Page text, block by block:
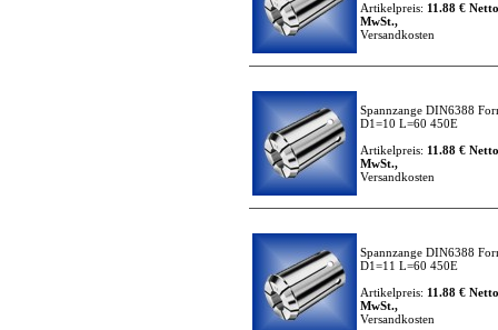
Artikelpreis: 11.88 €
MwSt.,
Versandkosten
Spannzange DIN6388
D1=10 L=60 450E
Artikelpreis: 11.88 €
MwSt.,
Versandkosten
Spannzange DIN6388
D1=11 L=60 450E
Artikelpreis: 11.88 €
MwSt.,
Versandkosten